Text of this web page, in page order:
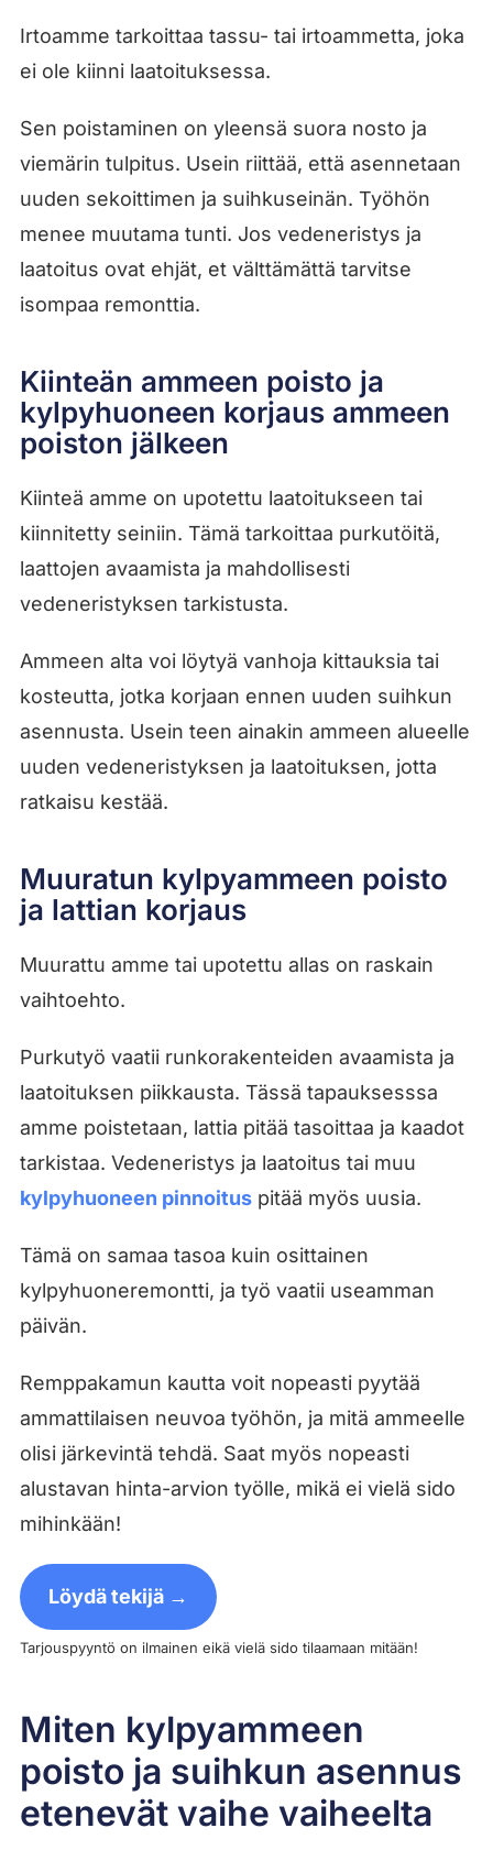
Irtoamme tarkoittaa tassu- tai irtoammetta, joka
ei ole kiinni laatoituksessa.
Sen poistaminen on yleensä suora nosto ja
viemärin tulpitus. Usein riittää, että asennetaan
uuden sekoittimen ja suihkuseinän. Työhön
menee muutama tunti. Jos vedeneristys ja
laatoitus ovat ehjät, et välttämättä tarvitse
isompaa remonttia.
Kiinteän ammeen poisto ja
kylpyhuoneen korjaus ammeen
poiston jälkeen
Kiinteä amme on upotettu laatoitukseen tai
kiinnitetty seiniin. Tämä tarkoittaa purkutöitä,
laattojen avaamista ja mahdollisesti
vedeneristyksen tarkistusta.
Ammeen alta voi löytyä vanhoja kittauksia tai
kosteutta, jotka korjaan ennen uuden suihkun
asennusta. Usein teen ainakin ammeen alueelle
uuden vedeneristyksen ja laatoituksen, jotta
ratkaisu kestää.
Muuratun kylpyammeen poisto
ja lattian korjaus
Muurattu amme tai upotettu allas on raskain
vaihtoehto.
Purkutyö vaatii runkorakenteiden avaamista ja
laatoituksen piikkausta. Tässä tapauksesssa
amme poistetaan, lattia pitää tasoittaa ja kaadot
tarkistaa. Vedeneristys ja laatoitus tai muu
kylpyhuoneen pinnoituspitää myös uusia.
Tämä on samaa tasoa kuin osittainen
kylpyhuoneremontti, ja työ vaatii useamman
päivän.
Remppakamun kautta voit nopeasti pyytää
ammattilaisen neuvoa työhön, ja mitä ammeelle
olisi järkevintä tehdä. Saat myös nopeasti
alustavan hinta-arvion työlle, mikä ei vielä sido
mihinkään!
Löydä tekijä →
Tarjouspyyntö on ilmainen eikä vielä sido tilaamaan mitään!
Miten kylpyammeen
poisto ja suihkun asennus
etenevät vaihe vaiheelta